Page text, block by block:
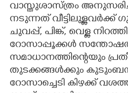
വാസ്തുശാസ്ത്രം
നടുന്നത്
ചുവപ്പ്, പിങ്ക്, വെള്ള
റോസാപ്പൂക്കൾ
സമാധാനത്തിന്റെയും
തുടക്കങ്ങൾക്കും
റോസാച്ചെടി കിഴക്ക്